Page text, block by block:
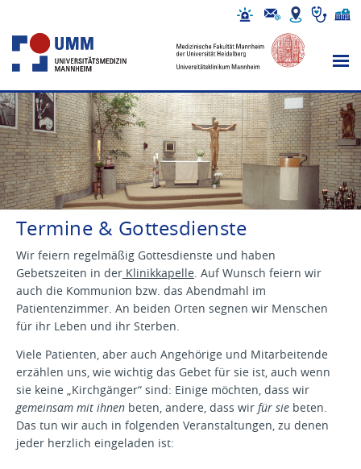
Termine & Gottesdienste
Wir feiern regelmäßig Gottesdienste und haben
Gebetszeiten in der Klinikkapelle. Auf Wunsch feiern wir
auch die Kommunion bzw. das Abendmahl im
Patientenzimmer. An beiden Orten segnen wir Menschen
für ihr Leben und ihr Sterben.
Viele Patienten, aber auch Angehörige und Mitarbeitende
erzählen uns, wie wichtig das Gebet für sie ist, auch wenn
sie keine „Kirchgänger“ sind: Einige möchten, dass wir
gemeinsam mit ihnen beten, andere, dass wir für sie beten.
Das tun wir auch in folgenden Veranstaltungen, zu denen
jeder herzlich eingeladen ist: